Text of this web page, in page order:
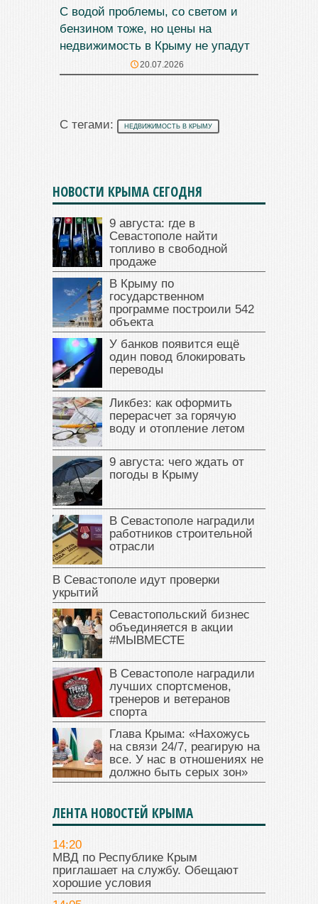
С водой проблемы, со светом и
бензином тоже, но цены на
недвижимость в Крыму не упадут
20.07.2026
С тегами: НЕДВИЖИМОСТЬ В КРЫМУ
НОВОСТИ КРЫМА СЕГОДНЯ
9 августа: где в
Севастополе найти
топливо в свободной
продаже
В Крыму по
государственном
программе построили 542
объекта
У банков появится ещё
один повод блокировать
переводы
Ликбез: как оформить
перерасчет за горячую
воду и отопление летом
9 августа: чего ждать от
погоды в Крыму
В Севастополе наградили
работников строительной
отрасли
В Севастополе идут проверки
укрытий
Севастопольский бизнес
объединяется в акции
#МЫВМЕСТЕ
В Севастополе наградили
лучших спортсменов,
тренеров и ветеранов
спорта
Глава Крыма: «Нахожусь
на связи 24/7, реагирую на
все. У нас в отношениях не
должно быть серых зон»
ЛЕНТА НОВОСТЕЙ КРЫМА
14:20
МВД по Республике Крым
приглашает на службу. Обещают
хорошие условия